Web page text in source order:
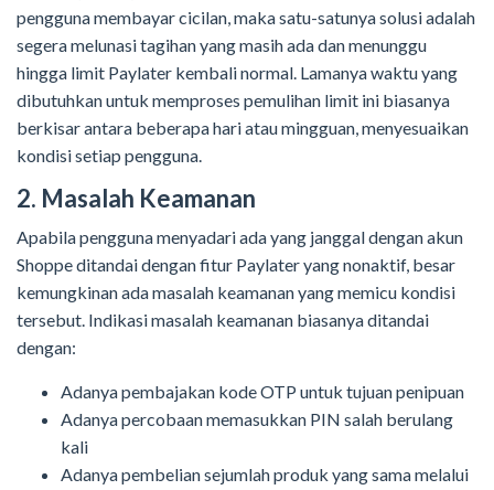
pengguna membayar cicilan, maka satu-satunya solusi adalah
segera melunasi tagihan yang masih ada dan menunggu
hingga limit Paylater kembali normal. Lamanya waktu yang
dibutuhkan untuk memproses pemulihan limit ini biasanya
berkisar antara beberapa hari atau mingguan, menyesuaikan
kondisi setiap pengguna.
2. Masalah Keamanan
Apabila pengguna menyadari ada yang janggal dengan akun
Shoppe ditandai dengan fitur Paylater yang nonaktif, besar
kemungkinan ada masalah keamanan yang memicu kondisi
tersebut. Indikasi masalah keamanan biasanya ditandai
dengan:
Adanya pembajakan kode OTP untuk tujuan penipuan
Adanya percobaan memasukkan PIN salah berulang
kali
Adanya pembelian sejumlah produk yang sama melalui